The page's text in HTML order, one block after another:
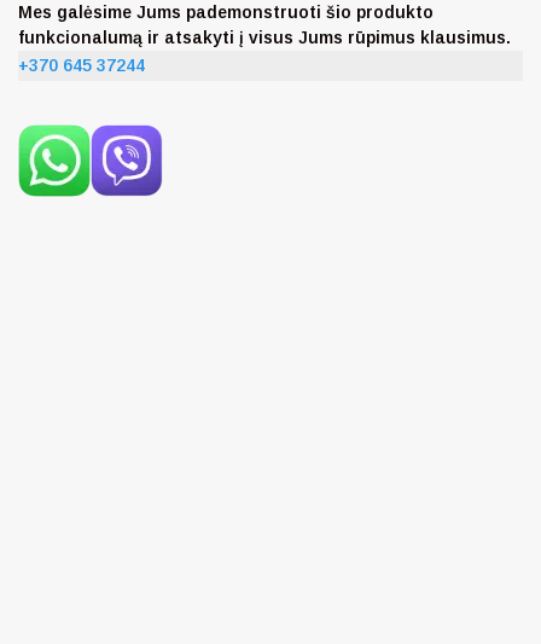
Mes galėsime Jums pademonstruoti šio produkto
funkcionalumą ir atsakyti į visus Jums rūpimus klausimus.
+370 645 37244